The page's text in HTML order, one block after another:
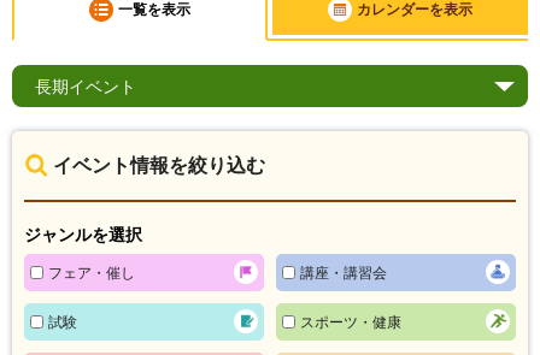
一覧を表示 カレンダーを表示
長期イベント
イベント情報を絞り込む
ジャンルを選択
フェア・催し 講座・講習会
試験 スポーツ・健康